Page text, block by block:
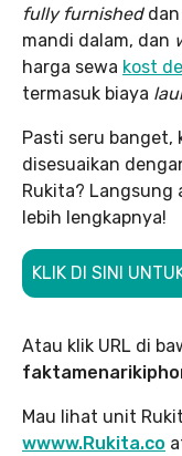
fully furnished
mandi dalam, dan
harga sewa kost
termasuk biaya
Pasti seru banget,
disesuaikan
Rukita? Langsung
lebih lengkapnya!
KLIK DI SINI
Atau klik URL di
Mau lihat unit
wwww.Rukita.co